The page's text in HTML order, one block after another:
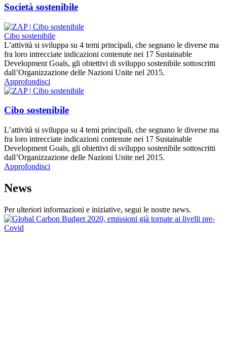
Società sostenibile
Cibo sostenibile
L’attività si sviluppa su 4 temi principali, che segnano le diverse ma
fra loro intrecciate indicazioni contenute nei 17 Sustainable
Development Goals, gli obiettivi di sviluppo sostenibile sottoscritti
dall’Organizzazione delle Nazioni Unite nel 2015.
Approfondisci
Cibo sostenibile
L’attività si sviluppa su 4 temi principali, che segnano le diverse ma
fra loro intrecciate indicazioni contenute nei 17 Sustainable
Development Goals, gli obiettivi di sviluppo sostenibile sottoscritti
dall’Organizzazione delle Nazioni Unite nel 2015.
Approfondisci
News
Per ulteriori informazioni e iniziative, segui le nostre news.